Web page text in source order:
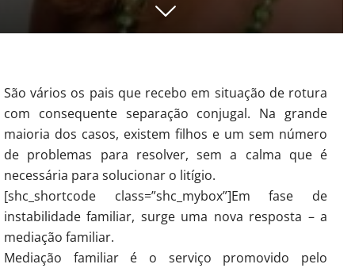
São vários os pais que recebo em situação de rotura
com consequente separação conjugal. Na grande
maioria dos casos, existem filhos e um sem número
de problemas para resolver, sem a calma que é
necessária para solucionar o litígio.
[shc_shortcode class=”shc_mybox”]Em fase de
instabilidade familiar, surge uma nova resposta – a
mediação familiar.
Mediação familiar é o serviço promovido pelo